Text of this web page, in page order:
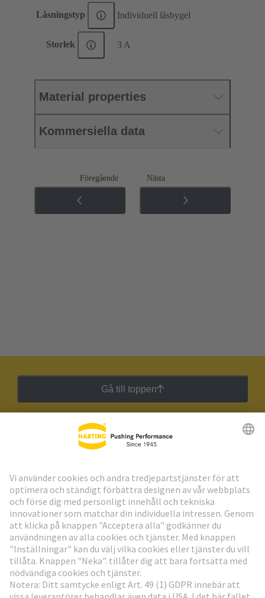
Låsningstyp Individuell låsbygel
Storlek 3 A
Material properties
Kommersiella data
Föregående Nästa
Gå till toppen
HARTING:s nyhetsbrev
Gå till registrering
Social Media